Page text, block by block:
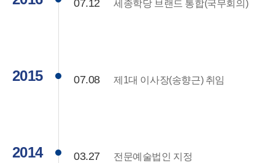
07.12 세종학당 브랜드 통합(국무회의)
2015 07.08 제1대 이사장(송향근) 취임
2014 03.27 전문예술법인 지정